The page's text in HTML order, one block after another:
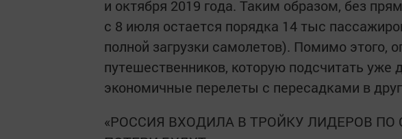
и октября 2019 года. Таким образом, без
с 8 июля остается порядка 14 тыс
полной загрузки самолетов). Помимо этого,
путешественников, которую подсчитать уже
экономичные перелеты с пересадками в
«РОССИЯ ВХОДИЛА В ТРОЙКУ ЛИДЕРОВ